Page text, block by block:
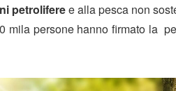
petroliferee alla pesca non
mila persone hanno firmato la